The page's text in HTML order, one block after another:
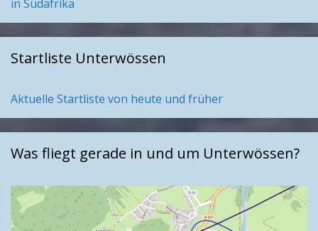
in Südafrika
Startliste Unterwössen
Aktuelle Startliste von heute und früher
Was fliegt gerade in und um Unterwössen?